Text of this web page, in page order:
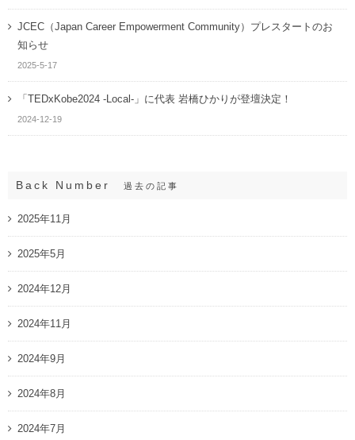
JCEC（Japan Career Empowerment Community）プレスタートのお
知らせ
2025-5-17
「TEDxKobe2024 -Local-」に代表 岩橋ひかりが登壇決定！
2024-12-19
Back Number 過去の記事
2025年11月
2025年5月
2024年12月
2024年11月
2024年9月
2024年8月
2024年7月